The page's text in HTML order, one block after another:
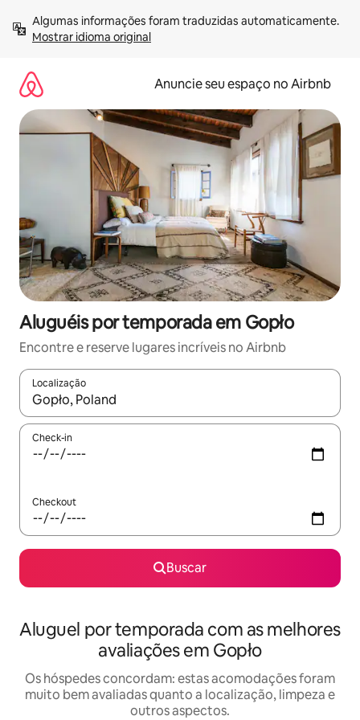
para
Mostrar idioma original
Anuncie seu espaço no Airbnb
Aluguéis por temporada em Gopło
Encontre e reserve lugares incríveis no Airbnb
Localização
Quando os resultados estiverem disponíveis, explore-os
Check-in
Checkout
Buscar
Aluguel por temporada com as melhores
avaliações em Gopło
Os hóspedes concordam: estas acomodações foram
muito bem avaliadas quanto a localização, limpeza e
outros aspectos.